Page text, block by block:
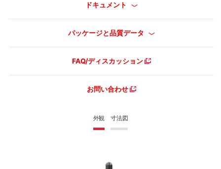
外観 寸法図
ドキュメント
パッケージと品質データ
FAQ/ディスカッション
お問い合わせ